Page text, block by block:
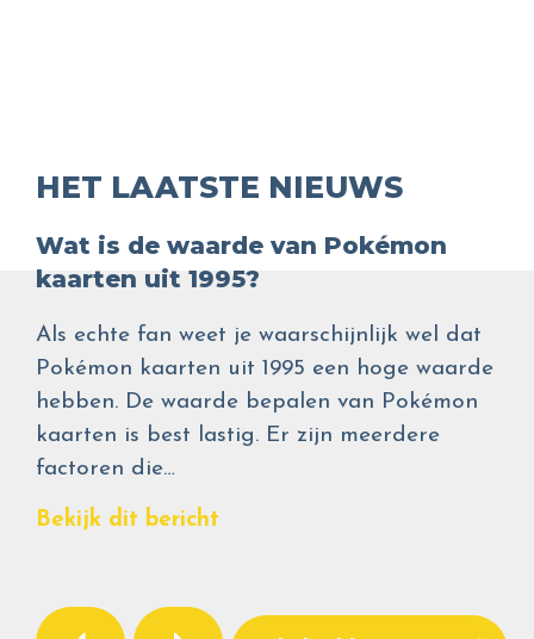
HET LAATSTE NIEUWS
Wat is de waarde van Pokémon
kaarten uit 1995?
Als echte fan weet je waarschijnlijk wel dat
Pokémon kaarten uit 1995 een hoge waarde
hebben. De waarde bepalen van Pokémon
kaarten is best lastig. Er zijn meerdere
factoren die…
Bekijk dit bericht